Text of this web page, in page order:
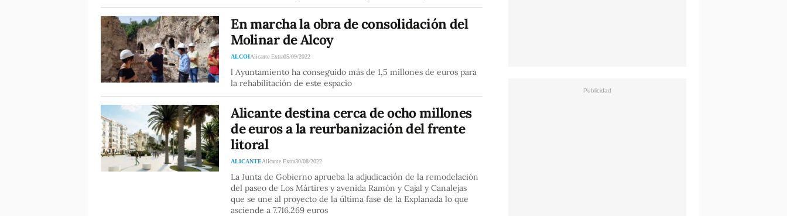
En marcha la obra de consolidación del
Molinar de Alcoy
ALCOIAlicante Extra05/09/2022
l Ayuntamiento ha conseguido más de 1,5 millones de euros para
la rehabilitación de este espacio
Alicante destina cerca de ocho millones
de euros a la reurbanización del frente
litoral
ALICANTEAlicante Extra30/08/2022
La Junta de Gobierno aprueba la adjudicación de la remodelación
del paseo de Los Mártires y avenida Ramón y Cajal y Canalejas
que se une al proyecto de la última fase de la Explanada lo que
asciende a 7.716.269 euros